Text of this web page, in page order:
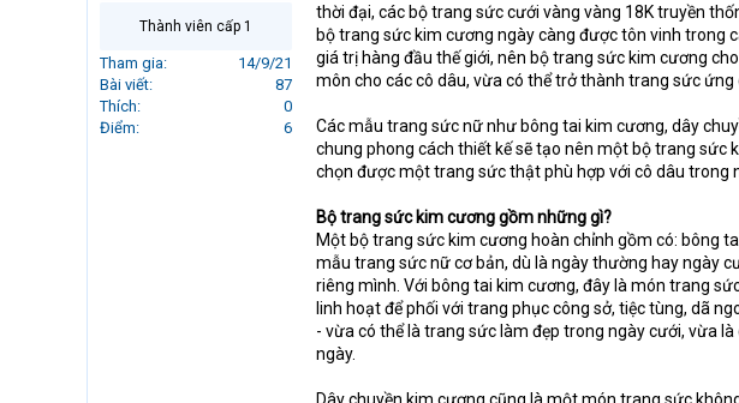
Thành viên cấp 1
Tham gia
14/9/21
Bài viết
87
Thích
0
Điểm
6
thời đại, các bộ trang sức cưới vàng vàng 18K truyền
bộ trang sức kim cương ngày càng được tôn vinh trong
giá trị hàng đầu thế giới, nên bộ trang sức kim cương
môn cho các cô dâu, vừa có thể trở thành trang sức ứng
Các mẫu trang sức nữ như bông tai kim cương, dây
chung phong cách thiết kế sẽ tạo nên một bộ trang sức
chọn được một trang sức thật phù hợp với cô dâu trong
Bộ trang sức kim cương gồm những gì?
Một bộ trang sức kim cương hoàn chỉnh gồm có: bông
mẫu trang sức nữ cơ bản, dù là ngày thường hay ngày
riêng mình. Với bông tai kim cương, đây là món trang
linh hoạt để phối với trang phục công sở, tiệc tùng, dã
- vừa có thể là trang sức làm đẹp trong ngày cưới, vừa
ngày.